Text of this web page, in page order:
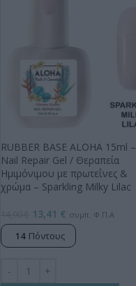
RUBBER BASE ALOHA 15ml –
Nail Repair Gel / Θεραπεία
Ημιμόνιμου με πρωτεΐνες &
χρώμα – Sparkling Milky Lilac
13,41 € συμπ. Φ.Π.Α
14 Πόντους